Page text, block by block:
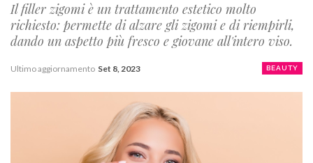
Il filler zigomi è un trattamento estetico molto
richiesto: permette di alzare gli zigomi e di riempirli,
dando un aspetto più fresco e giovane all'intero viso.
BEAUTY
Ultimo aggiornamento Set 8, 2023